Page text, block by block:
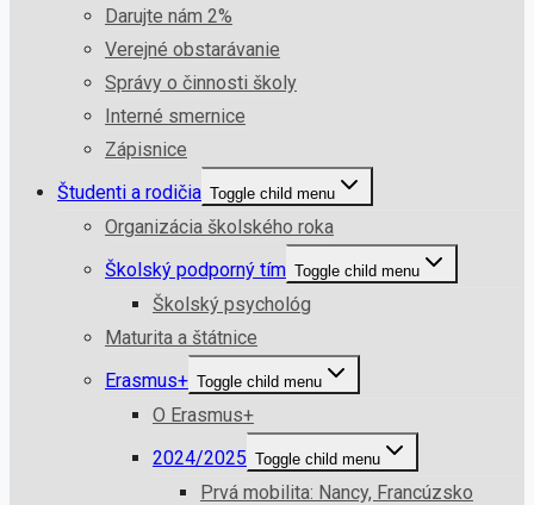
Darujte nám 2%
Verejné obstarávanie
Správy o činnosti školy
Interné smernice
Zápisnice
Študenti a rodičia Toggle child menu
Organizácia školského roka
Školský podporný tím Toggle child menu
Školský psychológ
Maturita a štátnice
Erasmus+ Toggle child menu
O Erasmus+
2024/2025 Toggle child menu
Prvá mobilita: Nancy, Francúzsko